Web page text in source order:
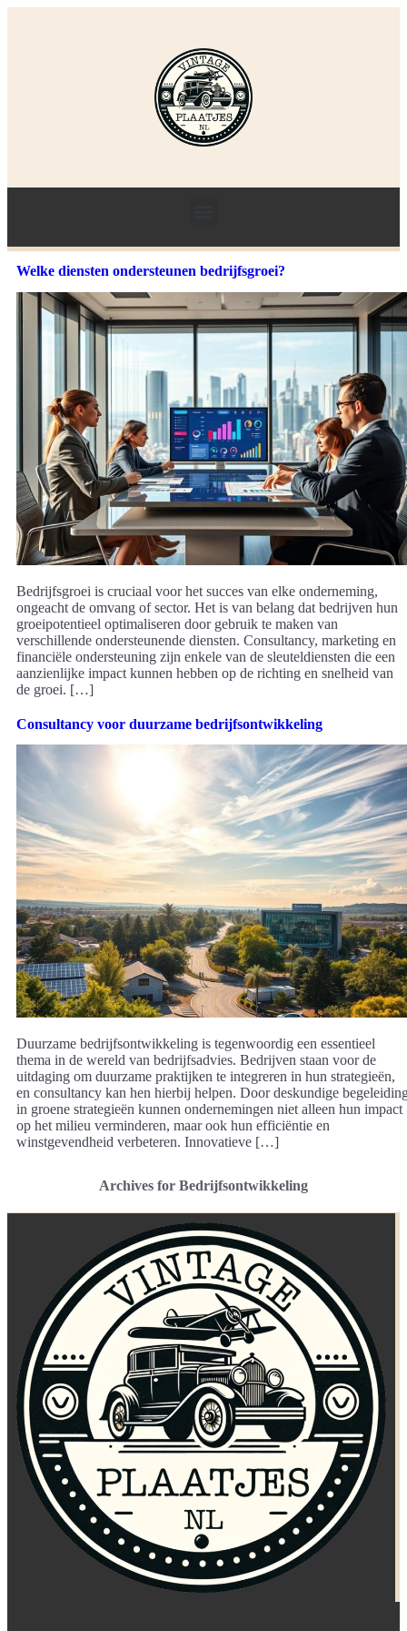
Welke diensten ondersteunen bedrijfsgroei?
Bedrijfsgroei is cruciaal voor het succes van elke onderneming,
ongeacht de omvang of sector. Het is van belang dat bedrijven hun
groeipotentieel optimaliseren door gebruik te maken van
verschillende ondersteunende diensten. Consultancy, marketing en
financiële ondersteuning zijn enkele van de sleuteldiensten die een
aanzienlijke impact kunnen hebben op de richting en snelheid van
de groei. […]
Consultancy voor duurzame bedrijfsontwikkeling
Duurzame bedrijfsontwikkeling is tegenwoordig een essentieel
thema in de wereld van bedrijfsadvies. Bedrijven staan voor de
uitdaging om duurzame praktijken te integreren in hun strategieën,
en consultancy kan hen hierbij helpen. Door deskundige
in groene strategieën kunnen ondernemingen niet alleen hun impact
op het milieu verminderen, maar ook hun efficiëntie en
winstgevendheid verbeteren. Innovatieve […]
Archives for Bedrijfsontwikkeling